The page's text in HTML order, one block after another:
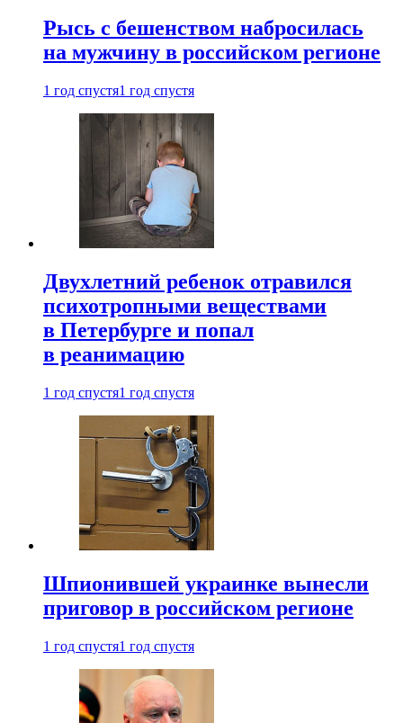
Рысь с бешенством набросилась
на мужчину в российском регионе
1 год спустя1 год спустя
Двухлетний ребенок отравился
психотропными веществами
в Петербурге и попал
в реанимацию
1 год спустя1 год спустя
Шпионившей украинке вынесли
приговор в российском регионе
1 год спустя1 год спустя